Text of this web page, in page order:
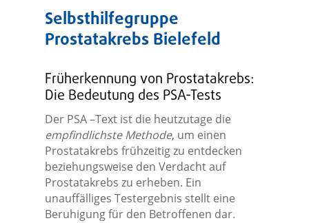
Selbsthilfegruppe
Prostatakrebs Bielefeld
Früherkennung von Prostatakrebs:
Die Bedeutung des PSA-Tests
Der PSA –Text ist die heutzutage die
empfindlichste Methode, um einen
Prostatakrebs frühzeitig zu entdecken
beziehungsweise den Verdacht auf
Prostatakrebs zu erheben. Ein
unauffälliges Testergebnis stellt eine
Beruhigung für den Betroffenen dar.